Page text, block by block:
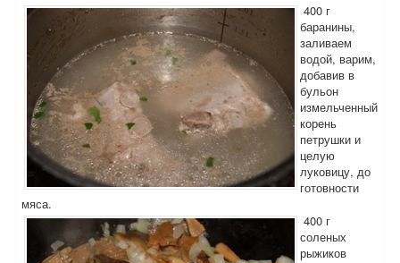
400 г
баранины,
заливаем
водой, варим,
добавив в
бульон
измельченный
корень
петрушки и
целую
луковицу, до
готовности
мяса.
400 г
соленых
рыжиков